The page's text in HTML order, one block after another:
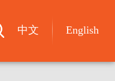
中文 English